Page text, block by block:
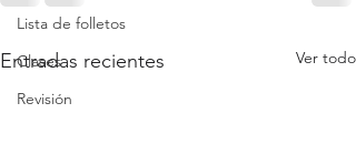
Lista de folletos
Clases
Revisión
Entradas recientes Ver todo